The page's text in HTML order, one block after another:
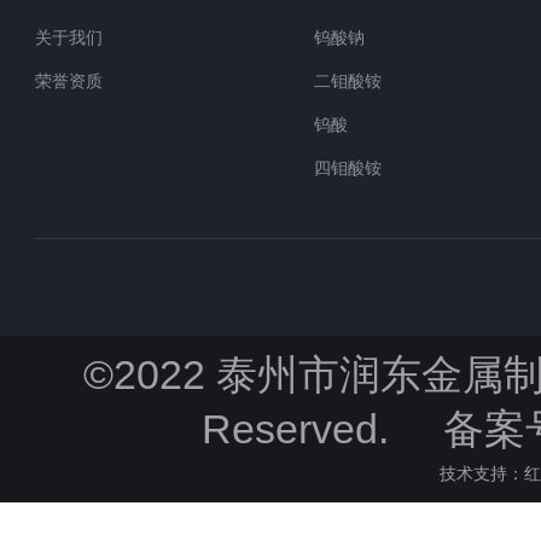
关于我们
荣誉资质
钨酸钠
二钼酸铵
钨酸
四钼酸铵
©2022 泰州市润东金属
Reserved. 备案
技术支持：